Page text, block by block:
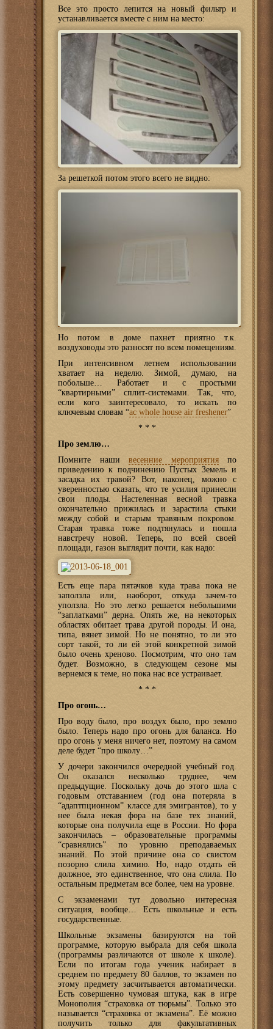
Все это просто лепится на новый фильтр и
устанавливается вместе с ним на место:
За решеткой потом этого всего не видно:
Но потом в доме пахнет приятно т.к.
воздуховоды это разносят по всем помещениям.
При интенсивном летнем использовании
хватает на неделю. Зимой, думаю, на
побольше… Работает и с простыми
“квартирными” сплит-системами. Так, что,
если кого заинтересовало, то искать по
ключевым словам “ac whole house air freshener”
* * *
Про землю…
Помните наши весенние мероприятияпо
приведению к подчинению Пустых Земель и
засадка их травой? Вот, наконец, можно с
уверенностью сказать, что те усилия принесли
свои плоды. Настеленная весной травка
окончательно прижилась и зарастила стыки
между собой и старым травяным покровом.
Старая травка тоже подтянулась и пошла
навстречу новой. Теперь, по всей своей
площади, газон выглядит почти, как надо:
Есть еще пара пятачков куда трава пока не
заползла или, наоборот, откуда зачем-то
уползла. Но это легко решается небольшими
“заплатками” дерна. Опять же, на некоторых
областях обитает трава другой породы. И она,
типа, вянет зимой. Но не понятно, то ли это
сорт такой, то ли ей этой конкретной зимой
было очень хреново. Посмотрим, что оно там
будет. Возможно, в следующем сезоне мы
вернемся к теме, но пока нас все устраивает.
* * *
Про огонь…
Про воду было, про воздух было, про землю
было. Теперь надо про огонь для баланса. Но
про огонь у меня ничего нет, поэтому на самом
деле будет “про школу…”
У дочери закончился очередной учебный год.
Он оказался несколько труднее, чем
предыдущие. Поскольку дочь до этого шла с
годовым отставанием (год она потеряла в
“адаптпционном” классе для эмигрантов), то у
нее была некая фора на базе тех знаний,
которые она получила еще в России. Но фора
закончилась – образовательные программы
“сравнялись” по уровню преподаваемых
знаний. По этой причине она со свистом
позорно слила химию. Но, надо отдать ей
должное, это единственное, что она слила. По
остальным предметам все более, чем на уровне.
С экзаменами тут довольно интересная
ситуация, вообще… Есть школьные и есть
государственные.
Школьные экзамены базируются на той
программе, которую выбрала для себя школа
(программы различаются от школе к школе).
Если по итогам года ученик набирает в
среднем по предмету 80 баллов, то экзамен по
этому предмету засчитывается автоматически.
Есть совершенно чумовая штука, как в игре
Монополия “страховка от тюрьмы”. Только это
называется “страховка от экзамена”. Её можно
получить только для факультативных